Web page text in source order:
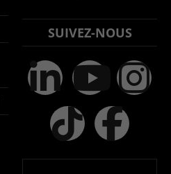
SUIVEZ-NOUS